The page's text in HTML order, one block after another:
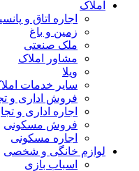
املاک
اجاره اتاق و
زمین و باغ
ملک صنعتی
مشاور املاک
ویلا
سایر خدمات
فروش اداری و
اجاره اداری و
فروش مسکونی
اجاره مسکونی
لوازم خانگی و شخصی
اسباب بازی